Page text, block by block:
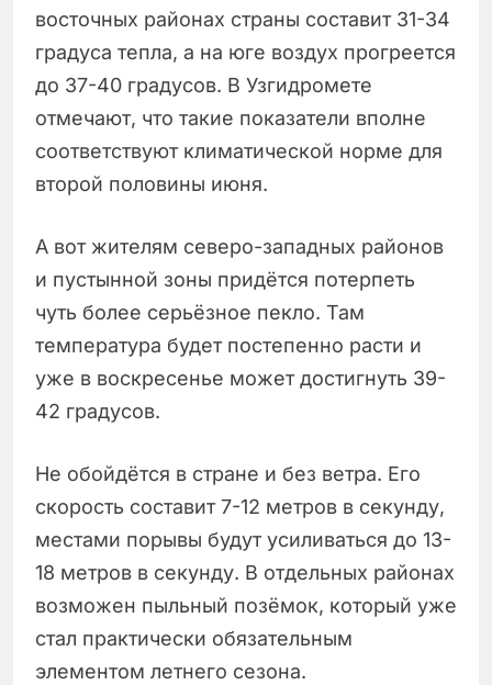
восточных районах страны составит 31-34
градуса тепла, а на юге воздух прогреется
до 37-40 градусов. В Узгидромете
отмечают, что такие показатели вполне
соответствуют климатической норме для
второй половины июня.
А вот жителям северо-западных районов
и пустынной зоны придётся потерпеть
чуть более серьёзное пекло. Там
температура будет постепенно расти и
уже в воскресенье может достигнуть 39-
42 градусов.
Не обойдётся в стране и без ветра. Его
скорость составит 7-12 метров в секунду,
местами порывы будут усиливаться до 13-
18 метров в секунду. В отдельных районах
возможен пыльный позёмок, который уже
стал практически обязательным
элементом летнего сезона.